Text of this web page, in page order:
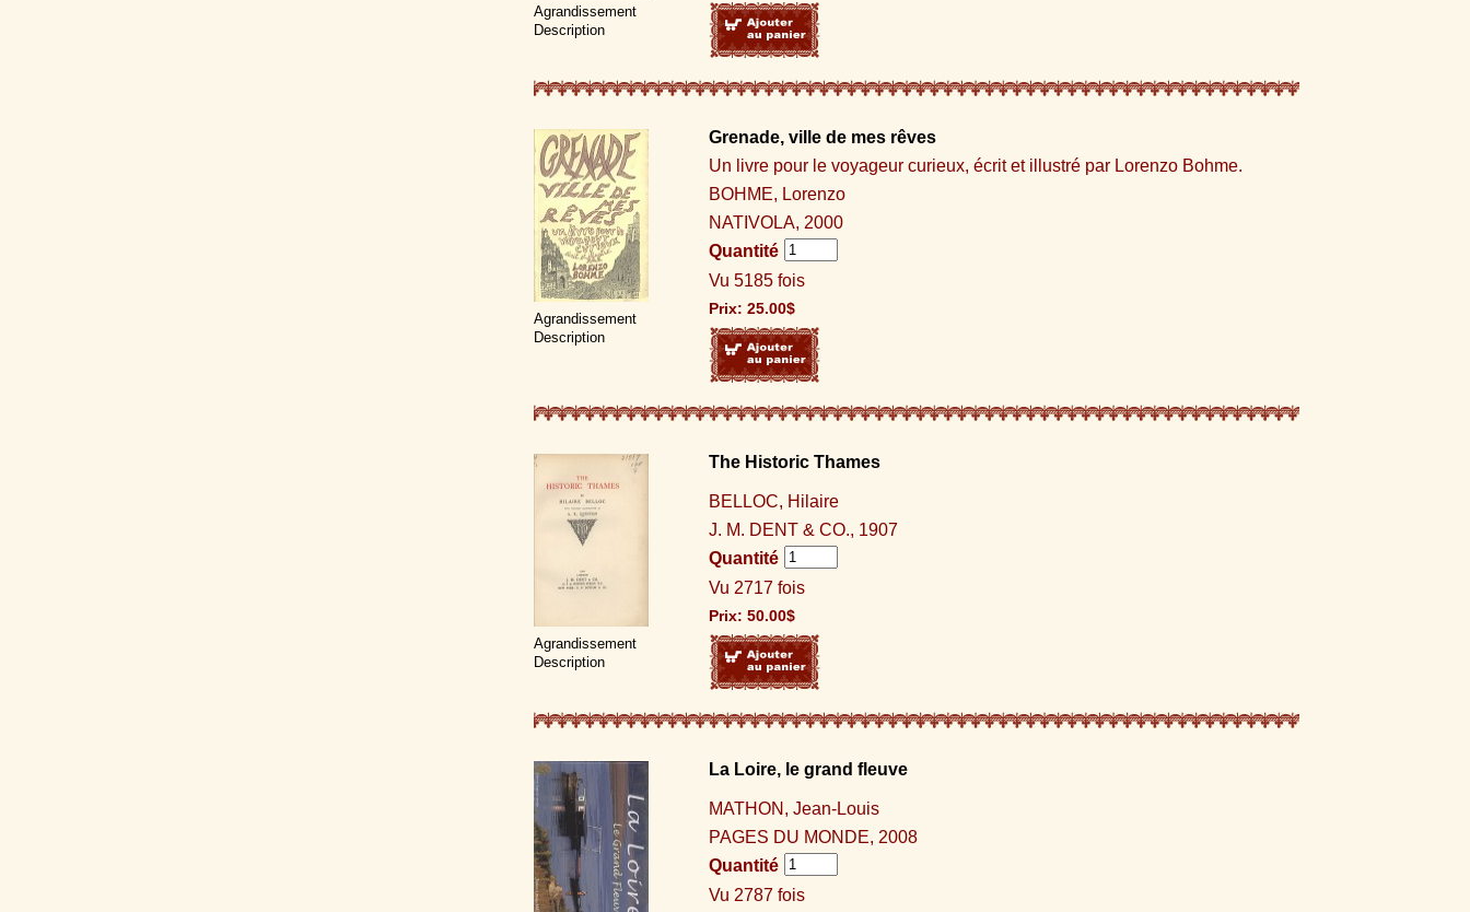
Agrandissement
Description
Agrandissement
Description
Grenade, ville de mes rêves
Un livre pour le voyageur curieux, écrit et illustré par Lorenzo Bohme.
BOHME, Lorenzo
NATIVOLA, 2000
Quantité
Vu 5185 fois
Prix: 25.00$
Agrandissement
Description
The Historic Thames
BELLOC, Hilaire
J. M. DENT & CO., 1907
Quantité
Vu 2717 fois
Prix: 50.00$
La Loire, le grand fleuve
MATHON, Jean-Louis
PAGES DU MONDE, 2008
Quantité
Vu 2787 fois